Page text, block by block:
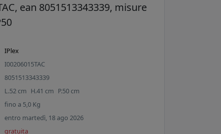
ean 8051513343339, misure
IPlex
I00206015TAC
8051513343339
L.52 cm H.41 cm P.50 cm
fino a 5,0 Kg
entro martedì, 18 ago 2026
gratuita